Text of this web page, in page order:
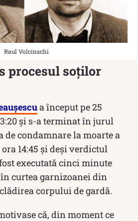
Raul Volcinschi
procesul soţilor
a început pe 25
și s-a terminat în jurul
de condamnare la moarte a
14:45 și deși verdictul
executată cinci minute
curtea garnizoanei din
corpului de gardă.
că, din moment ce